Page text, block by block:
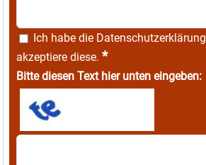
Ich habe die Datenschutzerklärung
akzeptiere diese. *
Bitte diesen Text hier unten eingeben: